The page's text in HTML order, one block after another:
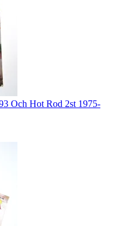
Och Hot Rod 2st 1975-